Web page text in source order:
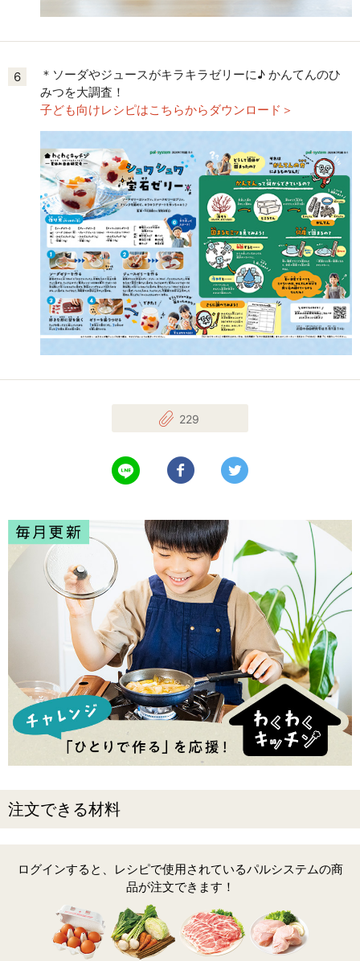
6
＊ソーダやジュースがキラキラゼリーに♪ かんてんのひ
みつを大調査！
子ども向けレシピはこちらからダウンロード＞
229
LINEで送る Facebookでシェアする
注文できる材料
ログインすると、レシピで使用されているパルシステムの商
品が注文できます！